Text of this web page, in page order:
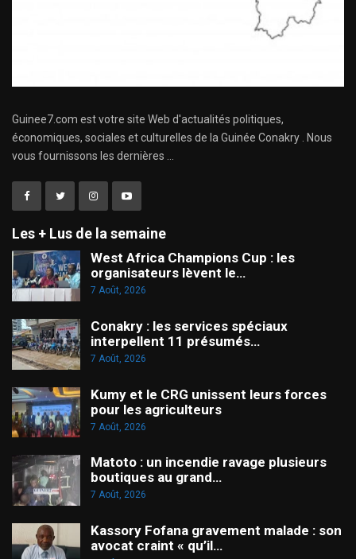
Guinee7.com est votre site Web d'actualités politiques,
économiques, sociales et culturelles de la Guinée Conakry . Nous
vous fournissons les dernières ...
Les + Lus de la semaine
West Africa Champions Cup : les
organisateurs lèvent le…
7 Août, 2026
Conakry : les services spéciaux
interpellent 11 présumés…
7 Août, 2026
Kumy et le CRG unissent leurs forces
pour les agriculteurs
7 Août, 2026
Matoto : un incendie ravage plusieurs
boutiques au grand…
7 Août, 2026
Kassory Fofana gravement malade : son
avocat craint « qu’il…